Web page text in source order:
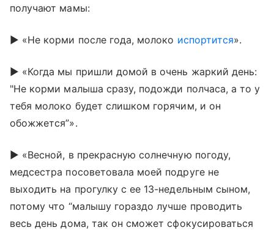
получают мамы:
► «Не корми после года, молоко испортится».
► «Когда мы пришли домой в очень жаркий день:
"Не корми малыша сразу, подожди полчаса, а то у
тебя молоко будет слишком горячим, и он
обожжется”».
► «Весной, в прекрасную солнечную погоду,
медсестра посоветовала моей подруге не
выходить на прогулку с ее 13-недельным сыном,
потому что “малышу гораздо лучше проводить
весь день дома, так он сможет сфокусироваться